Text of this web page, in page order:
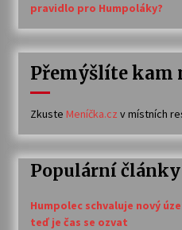
pravidlo pro Humpoláky?
Přemýšlíte kam
Zkuste Meníčka.cz v místních
Populární články
Humpolec schvaluje nový
teď je čas se ozvat